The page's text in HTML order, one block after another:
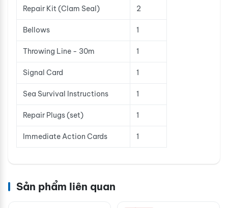
Repair Kit (Clam Seal) 2
Bellows 1
Throwing Line - 30m 1
Signal Card 1
Sea Survival Instructions 1
Repair Plugs (set) 1
Immediate Action Cards 1
Sản phẩm liên quan